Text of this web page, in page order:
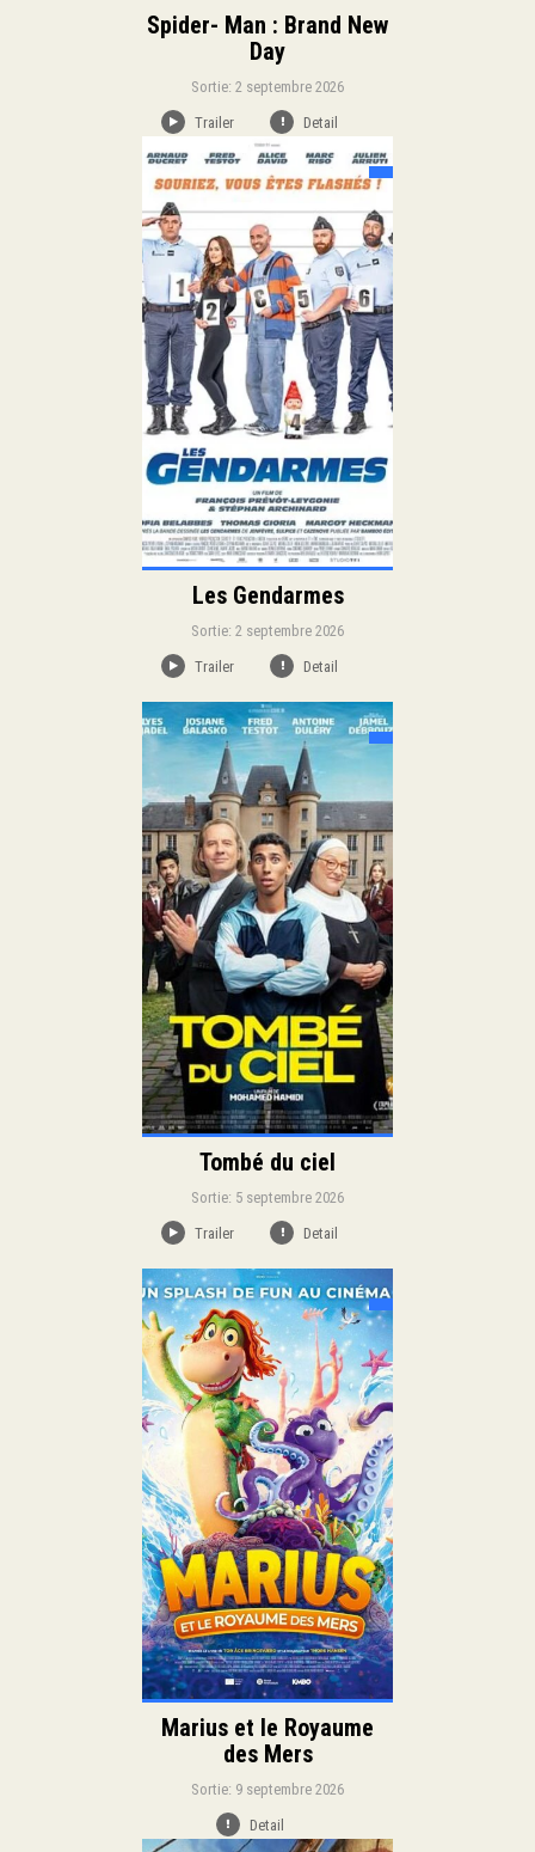
Spider- Man : Brand New
Day
Sortie: 2 septembre 2026
Trailer
Detail
Les Gendarmes
Sortie: 2 septembre 2026
Trailer
Detail
Sortie:
Genre:
Comédie
Duration:
Langue:
Tombé du ciel
Sortie: 5 septembre 2026
Trailer
Detail
Sortie:
Genre:
Comédie
Famille
Duration:
Langue:
Marius et le Royaume
des Mers
Sortie: 9 septembre 2026
Detail
Sortie:
Genre:
Animation
Famille
Duration:
Langue: